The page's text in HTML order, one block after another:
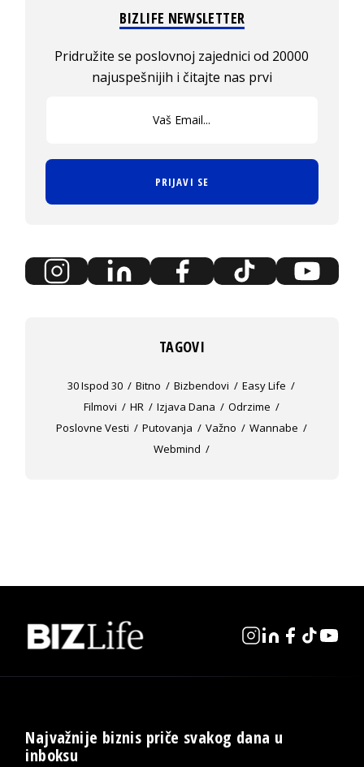
BIZLIFE NEWSLETTER
Pridružite se poslovnoj zajednici od 20000
najuspešnijih i čitajte nas prvi
PRIJAVI SE
TAGOVI
30 Ispod 30 Bitno Bizbendovi
Easy Life
Filmovi
HR Izjava Dana
Odrzime
Poslovne Vesti
Putovanja Važno
Wannabe
Webmind
Najvažnije biznis priče svakog dana u
inboksu